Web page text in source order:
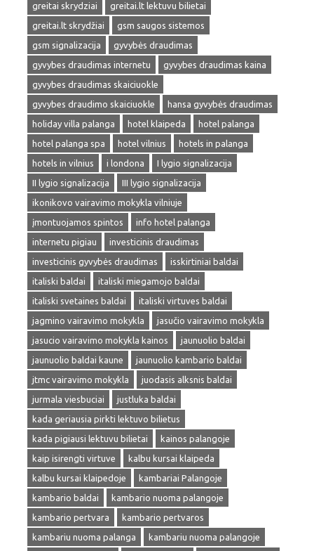
greitai skrydziai
greitai.lt lektuvu bilietai
greitai.lt skrydžiai
gsm saugos sistemos
gsm signalizacija
gyvybės draudimas
gyvybes draudimas internetu
gyvybes draudimas kaina
gyvybes draudimas skaiciuokle
gyvybes draudimo skaiciuokle
hansa gyvybės draudimas
holiday villa palanga
hotel klaipeda
hotel palanga
hotel palanga spa
hotel vilnius
hotels in palanga
hotels in vilnius
i londona
I lygio signalizacija
II lygio signalizacija
III lygio signalizacija
ikonikovo vairavimo mokykla vilniuje
įmontuojamos spintos
info hotel palanga
internetu pigiau
investicinis draudimas
investicinis gyvybės draudimas
isskirtiniai baldai
italiski baldai
italiski miegamojo baldai
italiski svetaines baldai
italiski virtuves baldai
jagmino vairavimo mokykla
jasučio vairavimo mokykla
jasucio vairavimo mokykla kainos
jaunuolio baldai
jaunuolio baldai kaune
jaunuolio kambario baldai
jtmc vairavimo mokykla
juodasis alksnis baldai
jurmala viesbuciai
justluka baldai
kada geriausia pirkti lektuvo bilietus
kada pigiausi lektuvu bilietai
kainos palangoje
kaip isirengti virtuve
kalbu kursai klaipeda
kalbu kursai klaipedoje
kambariai Palangoje
kambario baldai
kambario nuoma palangoje
kambario pertvara
kambario pertvaros
kambariu nuoma palanga
kambariu nuoma palangoje